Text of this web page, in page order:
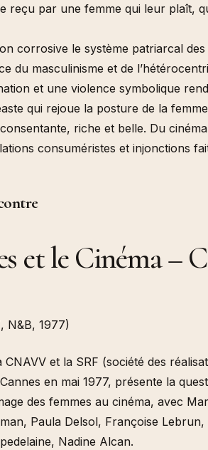
reçu par une femme qui leur plaît,
corrosive le système patriarcal des
du masculinisme et de
et une violence symbolique
qui rejoue la posture de la
riche et belle. Du
consuméristes et injonctions
et le Cinéma –
N&B, 1977)
et la SRF (société des
en mai 1977, présente la
des femmes au cinéma, avec
Paula Delsol, Françoise Lebrun,
Nadine Alcan.